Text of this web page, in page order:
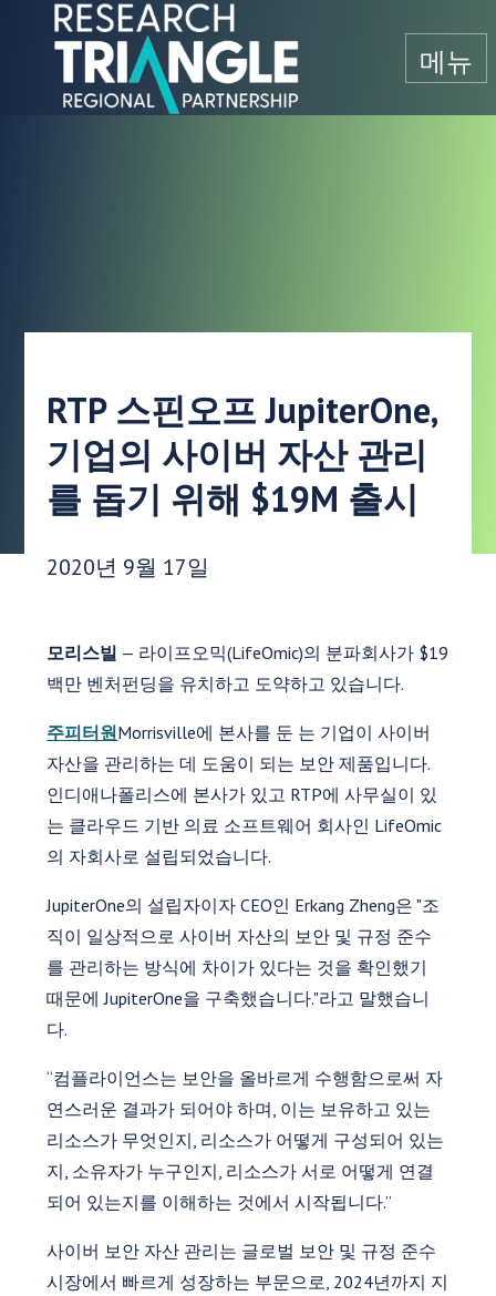
콘텐츠로 건너뛰기
메뉴
RTP 스핀오프 JupiterOne,
기업의 사이버 자산 관리
를 돕기 위해 $19M 출시
게시 날짜:
2020년 9월 17일
모리스빌 — 라이프오믹(LifeOmic)의 분파회사가 $19
백만 벤처펀딩을 유치하고 도약하고 있습니다.
주피터원Morrisville에 본사를 둔 는 기업이 사이버
자산을 관리하는 데 도움이 되는 보안 제품입니다.
인디애나폴리스에 본사가 있고 RTP에 사무실이 있
는 클라우드 기반 의료 소프트웨어 회사인 LifeOmic
의 자회사로 설립되었습니다.
JupiterOne의 설립자이자 CEO인 Erkang Zheng은 "조
직이 일상적으로 사이버 자산의 보안 및 규정 준수
를 관리하는 방식에 차이가 있다는 것을 확인했기
때문에 JupiterOne을 구축했습니다."라고 말했습니
다.
“컴플라이언스는 보안을 올바르게 수행함으로써 자
연스러운 결과가 되어야 하며, 이는 보유하고 있는
리소스가 무엇인지, 리소스가 어떻게 구성되어 있는
지, 소유자가 누구인지, 리소스가 서로 어떻게 연결
되어 있는지를 이해하는 것에서 시작됩니다.”
사이버 보안 자산 관리는 글로벌 보안 및 규정 준수
시장에서 빠르게 성장하는 부문으로, 2024년까지 지